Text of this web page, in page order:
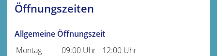
Öffnungszeiten
Allgemeine Öffnungszeit
Montag
09:00 Uhr- 12:00 Uhr